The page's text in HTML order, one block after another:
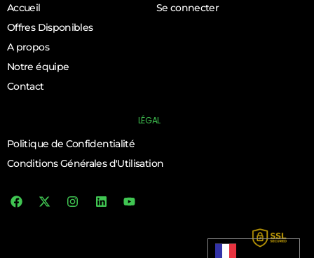
Accueil
Offres Disponibles
A propos
Notre équipe
Contact
Se connecter
LÉGAL
Politique de Confidentialité
Conditions Générales d'Utilisation